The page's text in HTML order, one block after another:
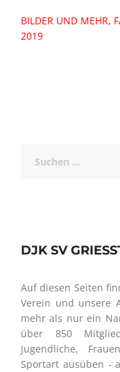
BILDER UND MEHR,
2019
nach:
DJK SV
Auf diesen Seiten
Verein und unsere
mehr als nur ein
über 850
Jugendliche,
Sportart ausüben -